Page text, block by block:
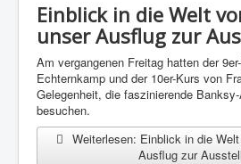
Einblick in die Welt
unser Ausflug zur
Am vergangenen Freitag hatten der
Echternkamp und der 10er-Kurs von
Gelegenheit, die faszinierende
besuchen.
Weiterlesen: Einblick in die
Ausflug zur